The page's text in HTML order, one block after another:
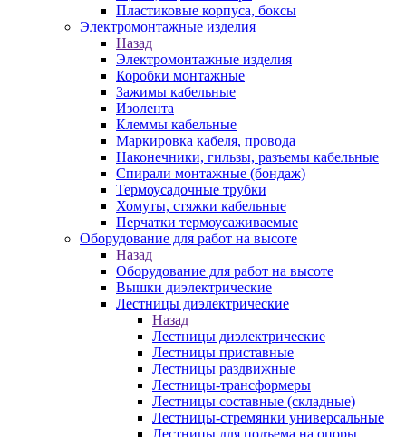
Пластиковые корпуса, боксы
Электромонтажные изделия
Назад
Электромонтажные изделия
Коробки монтажные
Зажимы кабельные
Изолента
Клеммы кабельные
Маркировка кабеля, провода
Наконечники, гильзы, разъемы кабельные
Спирали монтажные (бондаж)
Термоусадочные трубки
Хомуты, стяжки кабельные
Перчатки термоусаживаемые
Оборудование для работ на высоте
Назад
Оборудование для работ на высоте
Вышки диэлектрические
Лестницы диэлектрические
Назад
Лестницы диэлектрические
Лестницы приставные
Лестницы раздвижные
Лестницы-трансформеры
Лестницы составные (складные)
Лестницы-стремянки универсальные
Лестницы для подъема на опоры